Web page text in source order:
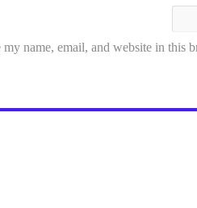
my name, email, and website in this